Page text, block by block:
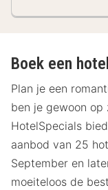
Boek een
Plan je een
ben je gewoon op
HotelSpecials
aanbod van 25
September en
moeiteloos de